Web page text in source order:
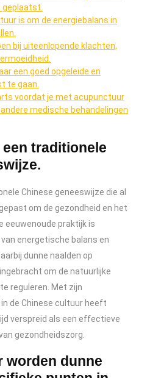
is om de energiebalans in
bij uiteenlopende klachten,
een goed opgeleide en
te gaan.
voordat je met acupunctuur
medische behandelingen
traditionele
Chinese geneeswijze die al
om de gezondheid en het
eeuwenoude praktijk is
energetische balans en
dunne naalden op
om de natuurlijke
reguleren. Met zijn
de Chinese cultuur heeft
verspreid als een effectieve
gezondheidszorg.
worden dunne